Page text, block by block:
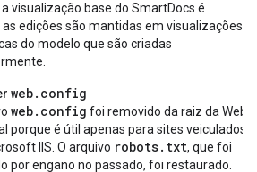
visualização base do SmartDocs é
edições são mantidas em visualizações
do modelo que são criadas
web.config
web. config foi removido da raiz da Web
porque é útil apenas para sites veiculados
IIS. O arquivo robots. txt, que foi
por engano no passado, foi restaurado.